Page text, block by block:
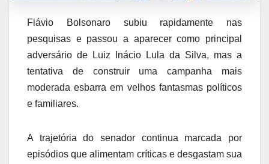
Flávio Bolsonaro subiu rapidamente nas
pesquisas e passou a aparecer como principal
adversário de Luiz Inácio Lula da Silva, mas a
tentativa de construir uma campanha mais
moderada esbarra em velhos fantasmas políticos
e familiares.
A trajetória do senador continua marcada por
episódios que alimentam críticas e desgastam sua